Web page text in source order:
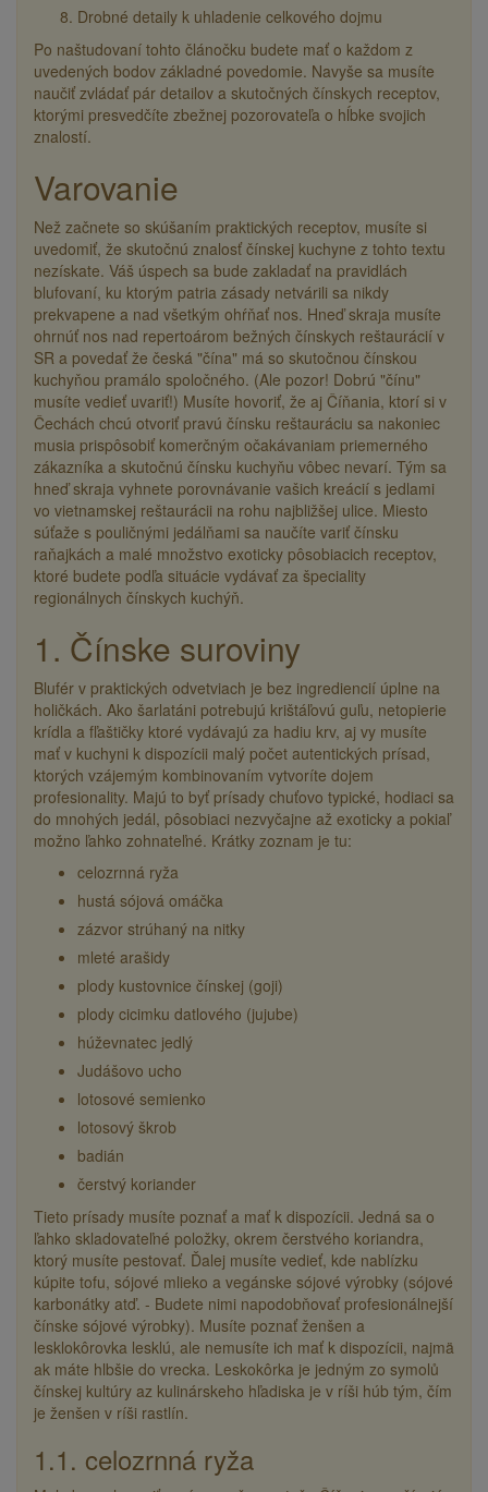
Drobné detaily k uhladenie celkového dojmu
Po naštudovaní tohto článočku budete mať o každom z
uvedených bodov základné povedomie. Navyše sa musíte
naučiť zvládať pár detailov a skutočných čínskych receptov,
ktorými presvedčíte zbežnej pozorovateľa o hĺbke svojich
znalostí.
varovanie
Než začnete so skúšaním praktických receptov, musíte si
uvedomiť, že skutočnú znalosť čínskej kuchyne z tohto textu
nezískate. Váš úspech sa bude zakladať na pravidlách
blufovaní, ku ktorým patria zásady netvárili sa nikdy
prekvapene a nad všetkým ohŕňať nos. Hneď skraja musíte
ohrnúť nos nad repertoárom bežných čínskych reštaurácií v
SR a povedať že česká "čína" má so skutočnou čínskou
kuchyňou pramálo spoločného. (Ale pozor! Dobrú "čínu"
musíte vedieť uvariť!) Musíte hovoriť, že aj Číňania, ktorí si v
Čechách chcú otvoriť pravú čínsku reštauráciu sa nakoniec
musia prispôsobiť komerčným očakávaniam priemerného
zákazníka a skutočnú čínsku kuchyňu vôbec nevarí. Tým sa
hneď skraja vyhnete porovnávanie vašich kreácií s jedlami
vo vietnamskej reštaurácii na rohu najbližšej ulice. Miesto
súťaže s pouličnými jedálňami sa naučíte variť čínsku
raňajkách a malé množstvo exoticky pôsobiacich receptov,
ktoré budete podľa situácie vydávať za špeciality
regionálnych čínskych kuchýň.
1. Čínske suroviny
Blufér v praktických odvetviach je bez ingrediencií úplne na
holičkách. Ako šarlatáni potrebujú krištáľovú guľu, netopierie
krídla a fľaštičky ktoré vydávajú za hadiu krv, aj vy musíte
mať v kuchyni k dispozícii malý počet autentických prísad,
ktorých vzájemým kombinovaním vytvoríte dojem
profesionality. Majú to byť prísady chuťovo typické, hodiaci sa
do mnohých jedál, pôsobiaci nezvyčajne až exoticky a pokiaľ
možno ľahko zohnateľné. Krátky zoznam je tu:
celozrnná ryža
hustá sójová omáčka
zázvor strúhaný na nitky
mleté arašidy
plody kustovnice čínskej (goji)
plody cicimku datlového (jujube)
húževnatec jedlý
Judášovo ucho
lotosové semienko
lotosový škrob
badián
čerstvý koriander
Tieto prísady musíte poznať a mať k dispozícii. Jedná sa o
ľahko skladovateľné položky, okrem čerstvého koriandra,
ktorý musíte pestovať. Ďalej musíte vedieť, kde nablízku
kúpite tofu, sójové mlieko a vegánske sójové výrobky (sójové
karbonátky atď. - Budete nimi napodobňovať profesionálnejší
čínske sójové výrobky). Musíte poznať ženšen a
lesklokôrovka lesklú, ale nemusíte ich mať k dispozícii, najmä
ak máte hlbšie do vrecka. Leskokôrka je jedným zo symolů
čínskej kultúry az kulinárskeho hľadiska je v ríši húb tým, čím
je ženšen v ríši rastlín.
1.1. celozrnná ryža